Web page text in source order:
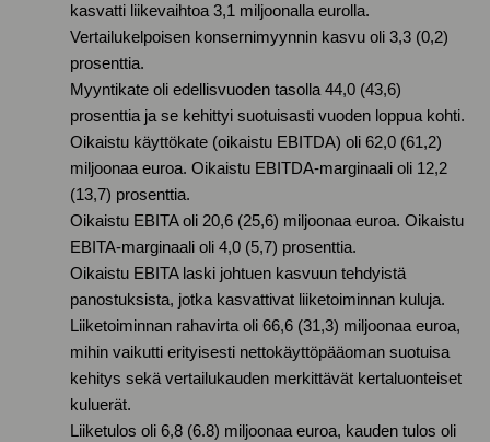
kasvatti liikevaihtoa 3,1 miljoonalla eurolla.
Vertailukelpoisen konsernimyynnin kasvu oli 3,3 (0,2)
prosenttia.
Myyntikate oli edellisvuoden tasolla 44,0 (43,6)
prosenttia ja se kehittyi suotuisasti vuoden loppua kohti.
Oikaistu käyttökate (oikaistu EBITDA) oli 62,0 (61,2)
miljoonaa euroa. Oikaistu EBITDA-marginaali oli 12,2
(13,7) prosenttia.
Oikaistu EBITA oli 20,6 (25,6) miljoonaa euroa. Oikaistu
EBITA-marginaali oli 4,0 (5,7) prosenttia.
Oikaistu EBITA laski johtuen kasvuun tehdyistä
panostuksista, jotka kasvattivat liiketoiminnan kuluja.
Liiketoiminnan rahavirta oli 66,6 (31,3) miljoonaa euroa,
mihin vaikutti erityisesti nettokäyttöpääoman suotuisa
kehitys sekä vertailukauden merkittävät kertaluonteiset
kuluerät.
Liiketulos oli 6,8 (6.8) miljoonaa euroa, kauden tulos oli